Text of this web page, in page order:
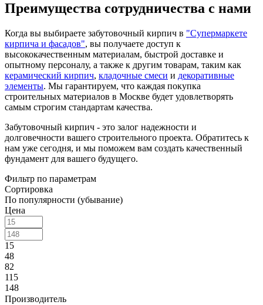
Преимущества сотрудничества с нами
Когда вы выбираете забутовочный кирпич в "Супермаркете
кирпича и фасадов", вы получаете доступ к
высококачественным материалам, быстрой доставке и
опытному персоналу, а также к другим товарам, таким как
керамический кирпич, кладочные смеси и декоративные
элементы. Мы гарантируем, что каждая покупка
строительных материалов в Москве будет удовлетворять
самым строгим стандартам качества.
Забутовочный кирпич - это залог надежности и
долговечности вашего строительного проекта. Обратитесь к
нам уже сегодня, и мы поможем вам создать качественный
фундамент для вашего будущего.
Фильтр по параметрам
Сортировка
По популярности (убывание)
Цена
15
48
82
115
148
Производитель